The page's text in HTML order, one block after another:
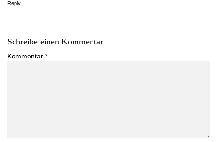
Reply
Schreibe einen Kommentar
Kommentar *